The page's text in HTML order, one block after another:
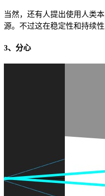
当然，还有人提出使用人类
源。不过这在稳定性和持续性
3、分心